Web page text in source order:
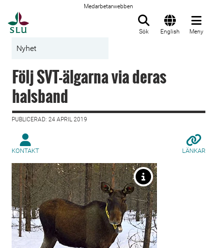
Medarbetarwebben
Sök English Meny
Nyhet
Följ SVT-älgarna via deras
halsband
PUBLICERAD: 24 APRIL 2019
KONTAKT LÄNKAR